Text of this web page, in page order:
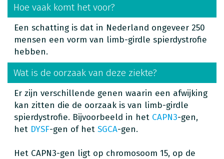
Hoe vaak komt het voor?
Een schatting is dat in Nederland ongeveer 250
mensen een vorm van limb-girdle spierdystrofie
hebben.
Wat is de oorzaak van deze ziekte?
Er zijn verschillende genen waarin een afwijking
kan zitten die de oorzaak is van limb-girdle
spierdystrofie. Bijvoorbeeld in het CAPN3-gen,
het DYSF-gen of het SGCA-gen.
Het CAPN3-gen ligt op chromosoom 15, op de